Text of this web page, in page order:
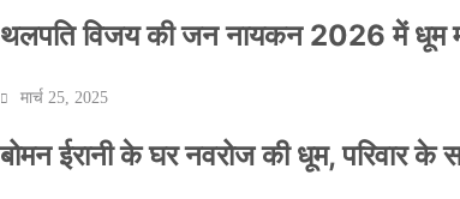
थलपति विजय की जन नायकन 2026 में धूम
मार्च 25, 2025
बोमन ईरानी के घर नवरोज की धूम, परिवार के